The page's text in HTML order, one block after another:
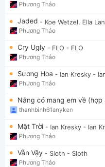
Phương Thảo
Jaded - Koe Wetzel, Ella
Phương Thảo
Cry Ugly - FLO - FLO
Phương Thảo
Sương Hoa - Ian Kresky -
Phương Thảo
Nắng có mang em về (hợp
thanhbinh61anyken
Mặt Trời - Ian Kresky - Ian
Phương Thảo
Vẫn Vậy - Sloth - Sloth
Phương Thảo